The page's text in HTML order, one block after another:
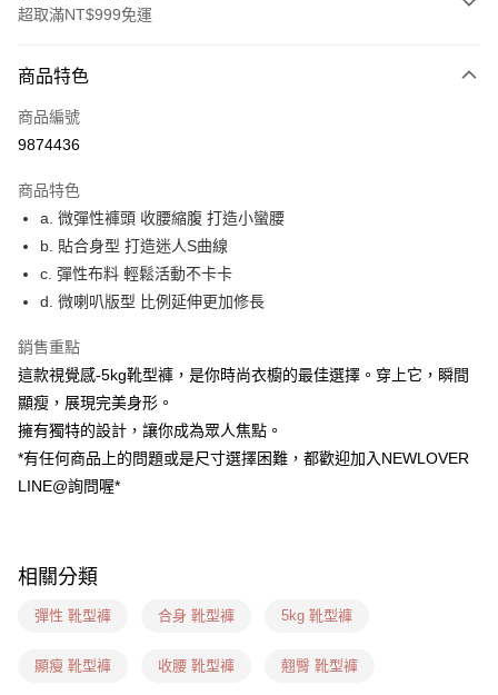
超取滿NT$999免運
信用卡一次付款
超商取貨付款
ATM付款
貨到付款
運送方式
貨到付款
每筆NT$60，滿NT$999(含以上)免運費
全家(信用卡、多元支付)
7-11(貨到付款)
每筆NT$60，滿NT$1,599(含以上)免運費
每筆NT$100，滿NT$1,899(含以上)免運費
商品特色
商品編號
9874436
商品特色
a. 微彈性褲頭 收腰縮腹 打造小蠻腰
b. 貼合身型 打造迷人S曲線
c. 彈性布料 輕鬆活動不卡卡
d. 微喇叭版型 比例延伸更加修長
銷售重點
這款視覺感-5kg靴型褲，是你時尚衣櫥的最佳選擇。穿上它，瞬間
顯瘦，展現完美身形。
擁有獨特的設計，讓你成為眾人焦點。
*有任何商品上的問題或是尺寸選擇困難，都歡迎加入NEWLOVER
LINE@詢問喔*
相關分類
彈性 靴型褲 合身 靴型褲 5kg 靴型褲
顯瘦 靴型褲 收腰 靴型褲 翹臀 靴型褲